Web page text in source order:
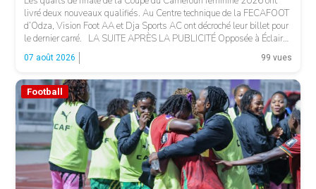
livré deux nouveaux qualifiés. Au Centre technique de la FECAFOOT
d’Odza, Vision Foot AA et Dja Sports AC ont décroché leur billet pour
le dernier carré. LA SUITE APRÈS LA PUBLICITÉ Opposée à Éclair
FF, Vision Foot a dû patienter jusqu’à la […]
07 août 2026 99 vues
Football